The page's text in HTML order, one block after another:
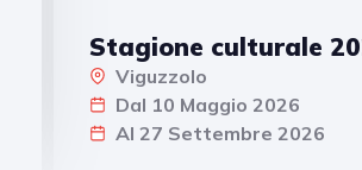
Stagione culturale
Viguzzolo
Dal 10 Maggio 2026
Al 27 Settembre 2026